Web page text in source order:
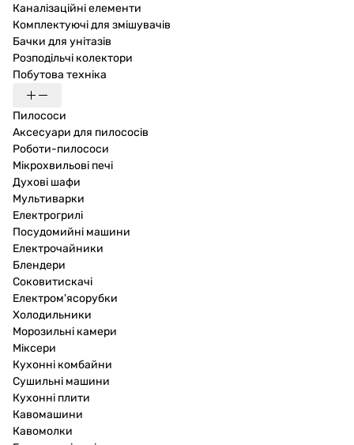
Каналізаційні елементи
Комплектуючі для змішувачів
Бачки для унітазів
Розподільчі колектори
Побутова техніка
Пилососи
Аксесуари для пилососів
Роботи-пилососи
Мікрохвильові печі
Духові шафи
Мультиварки
Електрогрилі
Посудомийні машини
Електрочайники
Блендери
Соковитискачі
Електром'ясорубки
Холодильники
Морозильні камери
Міксери
Кухонні комбайни
Сушильні машини
Кухонні плити
Кавомашини
Кавомолки